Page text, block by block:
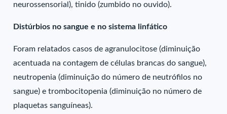
neurossensorial), tinido (zumbido no ouvido).
Distúrbios no sangue e no sistema linfático
Foram relatados casos de agranulocitose (diminuição
acentuada na contagem de células brancas do sangue),
neutropenia (diminuição do número de neutrófilos no
sangue) e trombocitopenia (diminuição no número de
plaquetas sanguíneas).